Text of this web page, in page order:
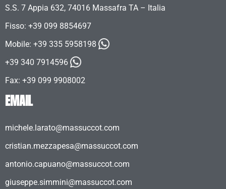
S.S. 7 Appia 632, 74016 Massafra TA – Italia
Fisso: +39 099 8854697
Mobile: +39 335 5958198
+39 340 7914596
Fax: +39 099 9908002
EMAIL
michele.larato@massuccot.com
cristian.mezzapesa@massuccot.com
antonio.capuano@massuccot.com
giuseppe.simmini@massuccot.com